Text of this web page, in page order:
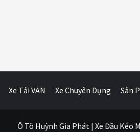
Xe Tải VAN Xe Chuyên Dụng Sản
Ô Tô Huỳnh Gia Phát | Xe Đầu Kéo